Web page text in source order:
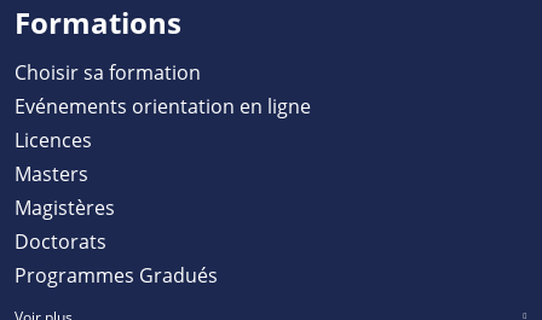
Formations
Choisir sa formation
Evénements orientation en ligne
Licences
Masters
Magistères
Doctorats
Programmes Gradués
Voir plus